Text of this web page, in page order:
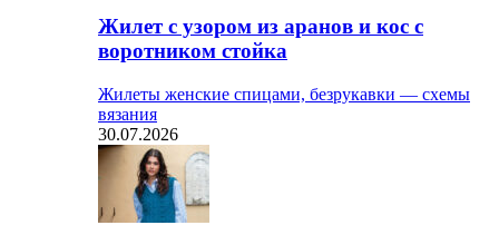
Жилет с узором из аранов и кос с
воротником стойка
Жилеты женские спицами, безрукавки — схемы
вязания
30.07.2026